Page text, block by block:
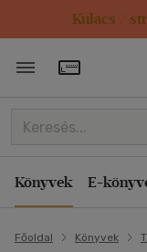
Kulacs /
Könyvek E-
Főoldal Könyvek